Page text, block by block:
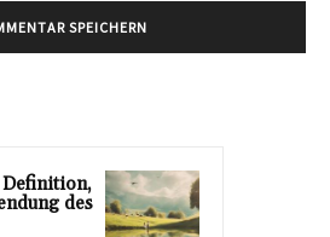
Definition,
des